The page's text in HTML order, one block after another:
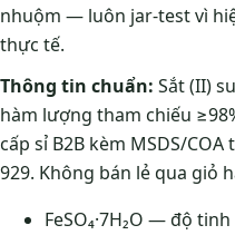
nhuộm — luôn jar-test vì
thực tế.
Thông tin chuẩn: Sắt (II)
hàm lượng tham chiếu
cấp sỉ B2B kèm MSDS/
929. Không bán lẻ qua giỏ
FeSO₄·7H₂O — độ